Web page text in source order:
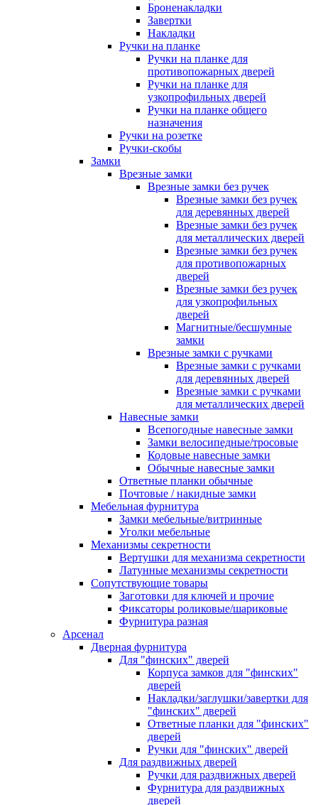
Броненакладки
Завертки
Накладки
Ручки на планке
Ручки на планке для
противопожарных дверей
Ручки на планке для
узкопрофильных дверей
Ручки на планке общего
назначения
Ручки на розетке
Ручки-скобы
Замки
Врезные замки
Врезные замки без ручек
Врезные замки без ручек
для деревянных дверей
Врезные замки без ручек
для металлических дверей
Врезные замки без ручек
для противопожарных
дверей
Врезные замки без ручек
для узкопрофильных
дверей
Магнитные/бесшумные
замки
Врезные замки с ручками
Врезные замки с ручками
для деревянных дверей
Врезные замки с ручками
для металлических дверей
Навесные замки
Всепогодные навесные замки
Замки велосипедные/тросовые
Кодовые навесные замки
Обычные навесные замки
Ответные планки обычные
Почтовые / накидные замки
Мебельная фурнитура
Замки мебельные/витринные
Уголки мебельные
Механизмы секретности
Вертушки для механизма секретности
Латунные механизмы секретности
Сопутствующие товары
Заготовки для ключей и прочие
Фиксаторы роликовые/шариковые
Фурнитура разная
Арсенал
Дверная фурнитура
Для "финских" дверей
Корпуса замков для "финских"
дверей
Накладки/заглушки/завертки для
"финских" дверей
Ответные планки для "финских"
дверей
Ручки для "финских" дверей
Для раздвижных дверей
Ручки для раздвижных дверей
Фурнитура для раздвижных
дверей